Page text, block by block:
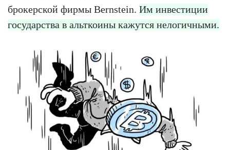
брокерской фирмы Bernstein. Им инвестиции
государства в альткоины кажутся нелогичными.